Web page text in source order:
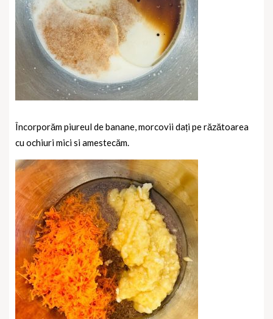
Încorporăm piureul de banane, morcovii dați pe răzătoarea
cu ochiuri mici si amestecăm.